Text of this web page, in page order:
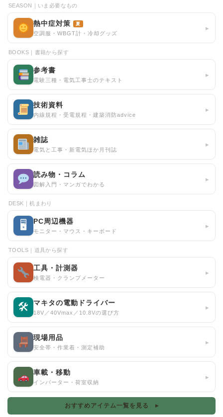
SEASON｜いま必要なもの
熱中症対策 夏
空調服・WBGT計・冷却グッズ
▸
BOOKS｜書籍から探す
参考書
電験三種・電気工事士のテキスト
▸
技術資料
内線規程・受電規程・建築消防advice
▸
雑誌
電気と工事・新電気ほか月刊誌
▸
読み物・コラム
図解入門・マンガでわかる
▸
DESK｜机まわり
🖥 PC周辺機器
モニター・マウス・キーボード
▸
TOOLS｜道具から探す
工具・計測器
検電器・クランプメーター
▸
🛠 マキタの電動ドライバー
18V／40Vmax／10.8Vの選び方
▸
現場用品
安全帯・作業着・測定補助
▸
車載・移動
インバーター・荷室収納
▸
おすすめアイテム一覧を見る ▸